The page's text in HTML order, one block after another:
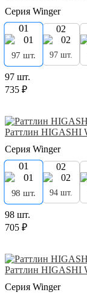
Серия Winger
01
97 шт.
02
97 шт.
97 шт.
735 ₽
Раттлин HIGASHI
Серия Winger
01
98 шт.
02
94 шт.
98 шт.
705 ₽
Раттлин HIGASHI
Серия Winger